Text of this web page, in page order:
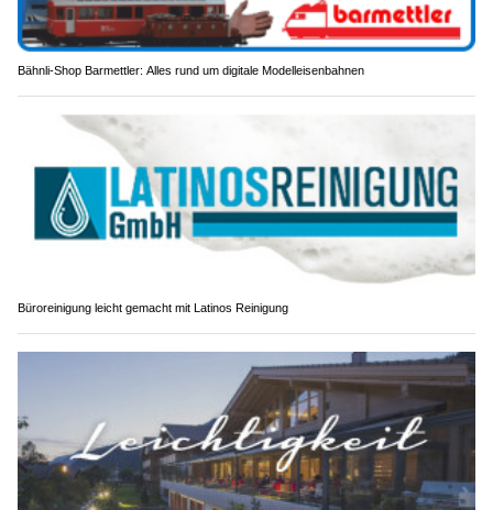
Bähnli-Shop Barmettler: Alles rund um digitale Modelleisenbahnen
Büroreinigung leicht gemacht mit Latinos Reinigung